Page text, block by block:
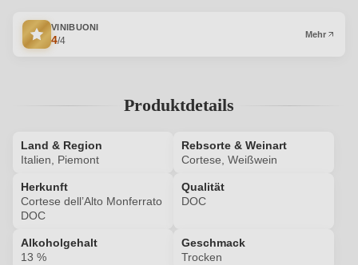
VINIBUONI
4/4
Mehr
Produktdetails
Land & Region
Italien, Piemont
Rebsorte & Weinart
Cortese, Weißwein
Herkunft
Cortese dell’Alto Monferrato
DOC
Qualität
DOC
Alkoholgehalt
13 %
Geschmack
Trocken